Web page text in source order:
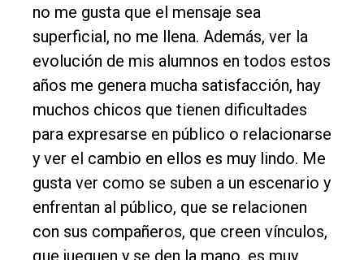
no me gusta que el mensaje sea
superficial, no me llena. Además, ver la
evolución de mis alumnos en todos estos
años me genera mucha satisfacción, hay
muchos chicos que tienen dificultades
para expresarse en público o relacionarse
y ver el cambio en ellos es muy lindo. Me
gusta ver como se suben a un escenario y
enfrentan al público, que se relacionen
con sus compañeros, que creen vínculos,